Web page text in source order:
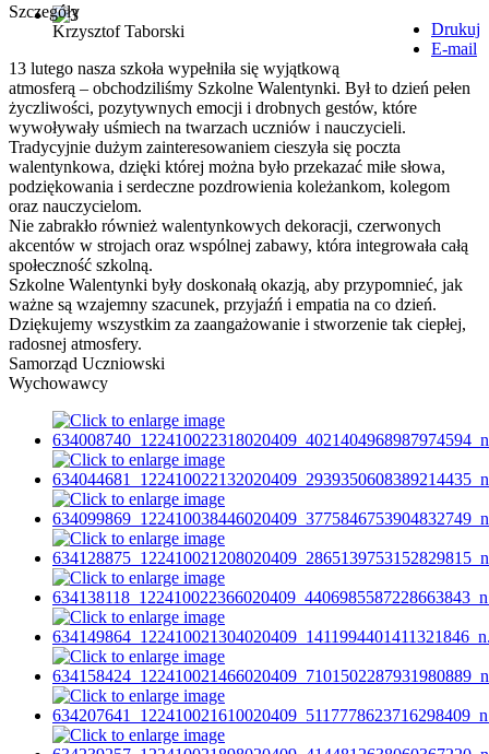
Drukuj
E-mail
Szczegóły
Krzysztof Taborski
13 lutego nasza szkoła wypełniła się wyjątkową
atmosferą – obchodziliśmy Szkolne Walentynki. Był to dzień pełen
życzliwości, pozytywnych emocji i drobnych gestów, które
wywoływały uśmiech na twarzach uczniów i nauczycieli.
Tradycyjnie dużym zainteresowaniem cieszyła się poczta
walentynkowa, dzięki której można było przekazać miłe słowa,
podziękowania i serdeczne pozdrowienia koleżankom, kolegom
oraz nauczycielom.
Nie zabrakło również walentynkowych dekoracji, czerwonych
akcentów w strojach oraz wspólnej zabawy, która integrowała całą
społeczność szkolną.
Szkolne Walentynki były doskonałą okazją, aby przypomnieć, jak
ważne są wzajemny szacunek, przyjaźń i empatia na co dzień.
Dziękujemy wszystkim za zaangażowanie i stworzenie tak ciepłej,
radosnej atmosfery.
Samorząd Uczniowski
Wychowawcy